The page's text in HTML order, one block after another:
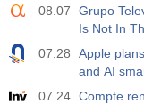
08.07
Grupo
Is Not In
07.28
Apple
and AI
07.24 Compte